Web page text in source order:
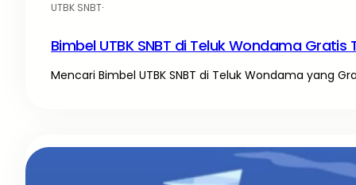
UTBK SNBT·
Bimbel UTBK SNBT di Teluk Wondama Gratis
Mencari Bimbel UTBK SNBT di Teluk Wondama yang